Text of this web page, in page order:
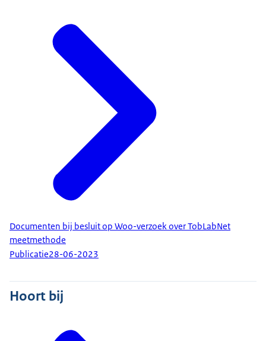
Documenten bij besluit op Woo-verzoek over TobLabNet
meetmethode
Publicatie28-06-2023
Hoort bij